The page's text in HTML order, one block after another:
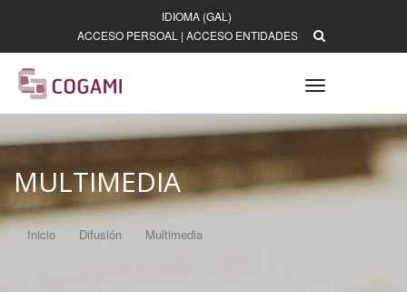
IDIOMA (GAL)
ACCESO PERSOAL | ACCESO ENTIDADES
Toggle
navigation
MULTIMEDIA
Inicio Difusión Multimedia